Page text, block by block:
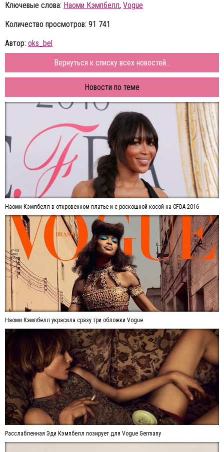
Ключевые слова: Наоми Кэмпбелл, Vogue
Количество просмотров: 91 741
Автор: oks_bel
Вернуться к списку всех новостей...
Новости по теме
Наоми Кэмпбелл в откровенном платье и с роскошной косой на CFDA-2016
Наоми Кэмпбелл украсила сразу три обложки Vogue
Расслабленная Эди Кэмпбелл позирует для Vogue Germany